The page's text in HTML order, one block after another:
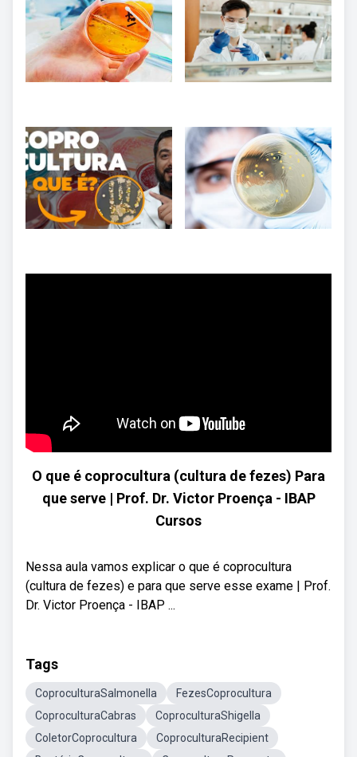
O que é coprocultura (cultura de fezes) Para
que serve | Prof. Dr. Victor Proença - IBAP
Cursos
Nessa aula vamos explicar o que é coprocultura
(cultura de fezes) e para que serve esse exame | Prof.
Dr. Victor Proença - IBAP ...
Tags
CoproculturaSalmonella
FezesCoprocultura
CoproculturaCabras
CoproculturaShigella
ColetorCoprocultura
CoproculturaRecipient